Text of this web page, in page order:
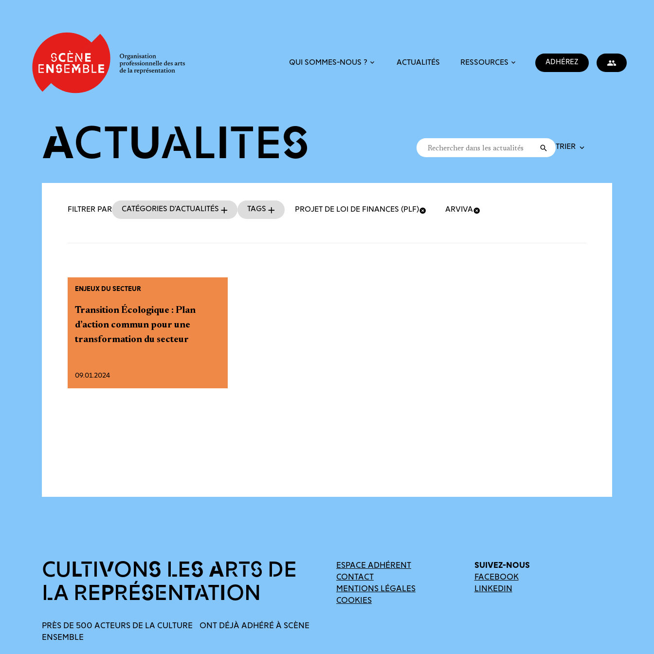
QUI SOMMES-NOUS ? ACTUALITÉS RESSOURCES ADHÉREZ
ACTUALITÉS
Filtres des actualités
Recherche
Rechercher dans les actualités Valider
Trier la recherche
FILTRER PAR Catégories d’actualités Tags PROJET DE LOI DE FINANCES (PLF) ARVIVA
ENJEUX DU SECTEUR
Transition Écologique : Plan
d’action commun pour une
transformation du secteur
09.01.2024
CULTIVONS LES ARTS DE
LA REPRÉSENTATION
PRÈS DE 500 ACTEURS DE LA CULTURE ONT DÉJÀ ADHÉRÉ À SCÈNE
ENSEMBLE
ESPACE ADHÉRENT
CONTACT
MENTIONS LÉGALES
COOKIES
SUIVEZ-NOUS
FACEBOOK
LINKEDIN